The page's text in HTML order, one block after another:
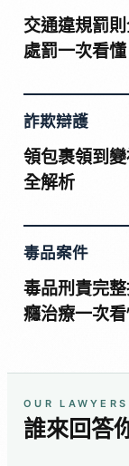
交通違規罰
處罰一次看懂
詐欺辯護
領包裹領到
全解析
毒品案件
毒品刑責完
癮治療一次
OUR LAWYERS
誰來回答